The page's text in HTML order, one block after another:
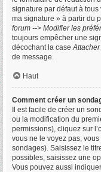
signature par défaut à tous
ma signature » à partir du
forum --> Modifier les
toujours empêcher une
décochant la case
de message.
Haut
Comment créer un
Il est facile de créer un
ou la modification du
permissions), cliquez sur
vous ne le voyez pas,
sondages). Saisissez le
possibles, saisissez une
Vous pouvez aussi